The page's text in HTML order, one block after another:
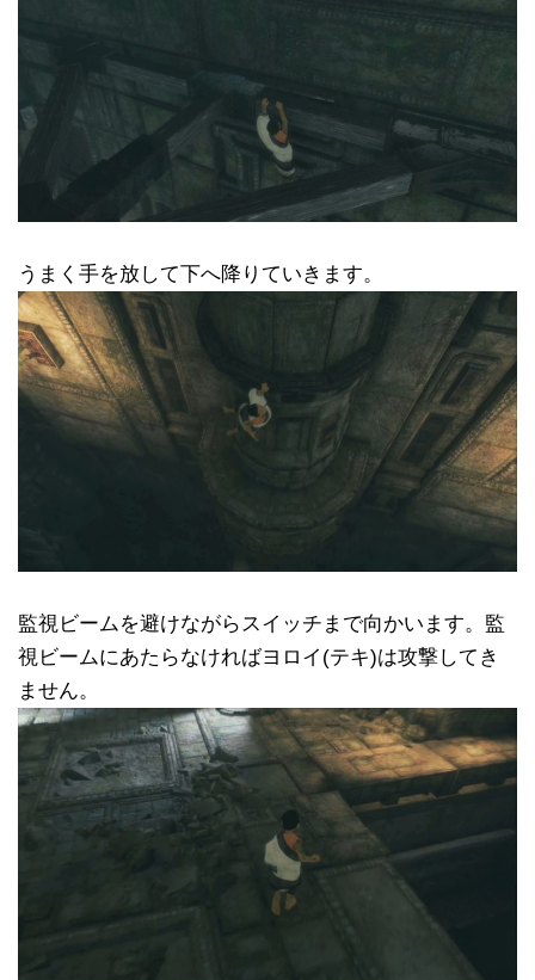
うまく手を放して下へ降りていきます。
監視ビームを避けながらスイッチまで向かいます。監
視ビームにあたらなければヨロイ(テキ)は攻撃してき
ません。